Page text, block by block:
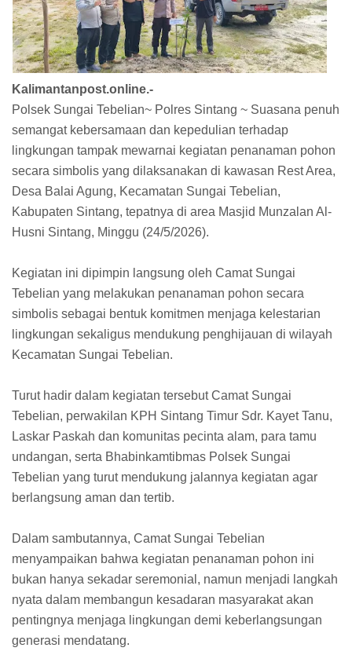
Kalimantanpost.online.-
Polsek Sungai Tebelian~ Polres Sintang ~ Suasana penuh
semangat kebersamaan dan kepedulian terhadap
lingkungan tampak mewarnai kegiatan penanaman pohon
secara simbolis yang dilaksanakan di kawasan Rest Area,
Desa Balai Agung, Kecamatan Sungai Tebelian,
Kabupaten Sintang, tepatnya di area Masjid Munzalan Al-
Husni Sintang, Minggu (24/5/2026).
Kegiatan ini dipimpin langsung oleh Camat Sungai
Tebelian yang melakukan penanaman pohon secara
simbolis sebagai bentuk komitmen menjaga kelestarian
lingkungan sekaligus mendukung penghijauan di wilayah
Kecamatan Sungai Tebelian.
Turut hadir dalam kegiatan tersebut Camat Sungai
Tebelian, perwakilan KPH Sintang Timur Sdr. Kayet Tanu,
Laskar Paskah dan komunitas pecinta alam, para tamu
undangan, serta Bhabinkamtibmas Polsek Sungai
Tebelian yang turut mendukung jalannya kegiatan agar
berlangsung aman dan tertib.
Dalam sambutannya, Camat Sungai Tebelian
menyampaikan bahwa kegiatan penanaman pohon ini
bukan hanya sekadar seremonial, namun menjadi langkah
nyata dalam membangun kesadaran masyarakat akan
pentingnya menjaga lingkungan demi keberlangsungan
generasi mendatang.